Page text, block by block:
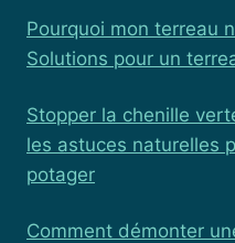
Pourquoi mon terreau
Solutions pour un
Stopper la chenille
les astuces naturelles
potager
Comment démonter